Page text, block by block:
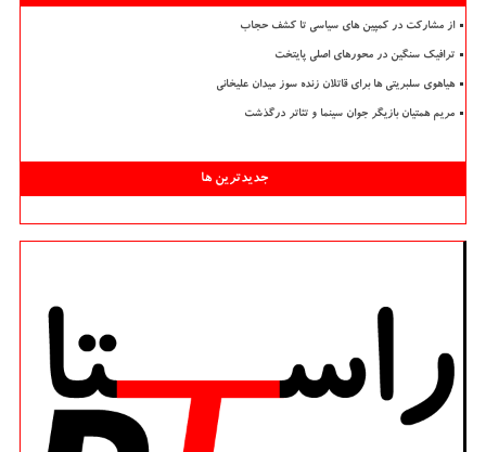
از مشارکت در کمپین های سیاسی تا کشف حجاب
ترافیک سنگین در محورهای اصلی پایتخت
هیاهوی سلبریتی ها برای قاتلان زنده سوز میدان علیخانی
مریم همتیان بازیگر جوان سینما و تئاتر درگذشت
جدیدترین ها